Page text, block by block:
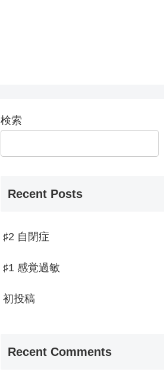
検索
Recent Posts
♯2 自閉症
♯1 感覚過敏
初投稿
Recent Comments